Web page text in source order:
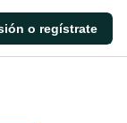
o regístrate